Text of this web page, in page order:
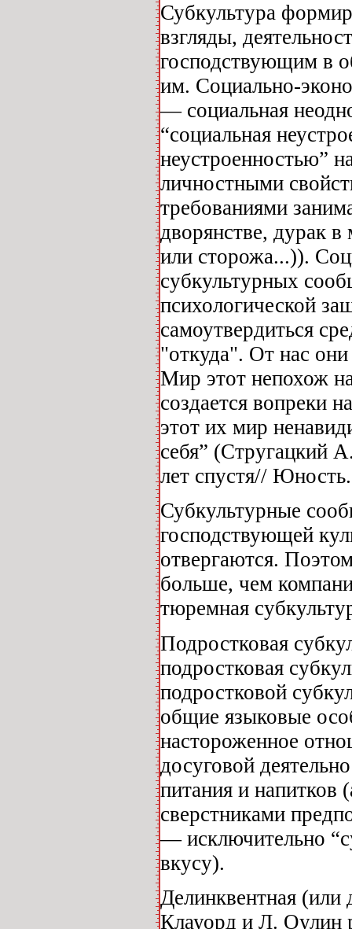
Субкультура
взгляды,
господствующим в
им. Социально-
— социальная
“социальная
неустроенностью”
личностными
требованиями
дворянстве, дурак в
или сторожа...)).
субкультурных
психологической
самоутвердиться
"откуда". От нас
Мир этот непохож
создается вопреки
этот их мир
себя” (Стругацкий
лет спустя//
Субкультурные
господствующей
отвергаются.
больше, чем
тюремная
Подростковая
подростковая
подростковой
общие языковые
настороженное
досуговой
питания и напитков
сверстниками
— исключительно
вкусу).
Делинквентная (или
Клауорд и Л. Оулин